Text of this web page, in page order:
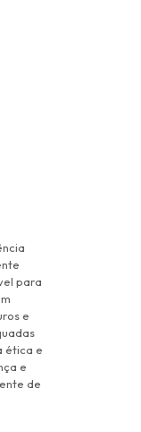
para
e
ética e
e
de